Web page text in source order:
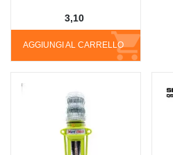
AGGIUNGI AL CARRELLO
3,10